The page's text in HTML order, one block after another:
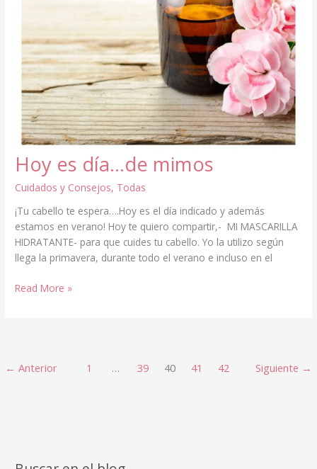
Hoy es día…de mimos
Cuidados y Consejos, Todas
¡Tu cabello te espera….Hoy es el día indicado y además
estamos en verano! Hoy te quiero compartir,- MI MASCARILLA
HIDRATANTE- para que cuides tu cabello. Yo la utilizo según
llega la primavera, durante todo el verano e incluso en el
Hoy
Read More »
← Anterior 1 … 39 40 41 42 Siguiente →